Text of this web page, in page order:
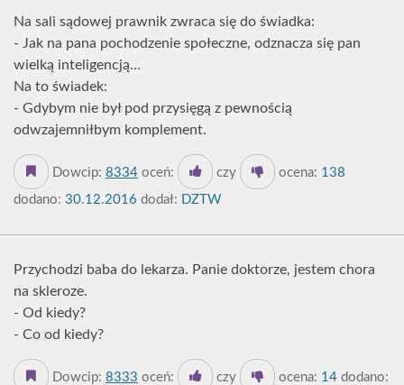
Na sali sądowej prawnik zwraca się do świadka:
- Jak na pana pochodzenie społeczne, odznacza się pan
wielką inteligencją...
Na to świadek:
- Gdybym nie był pod przysięgą z pewnością
odwzajemniłbym komplement.
Dowcip: 8334 oceń: czy ocena: 138
dodano: 30.12.2016 dodał: DZTW
Przychodzi baba do lekarza. Panie doktorze, jestem chora
na skleroze.
- Od kiedy?
- Co od kiedy?
Dowcip: 8333 oceń: czy ocena: 14 dodano: